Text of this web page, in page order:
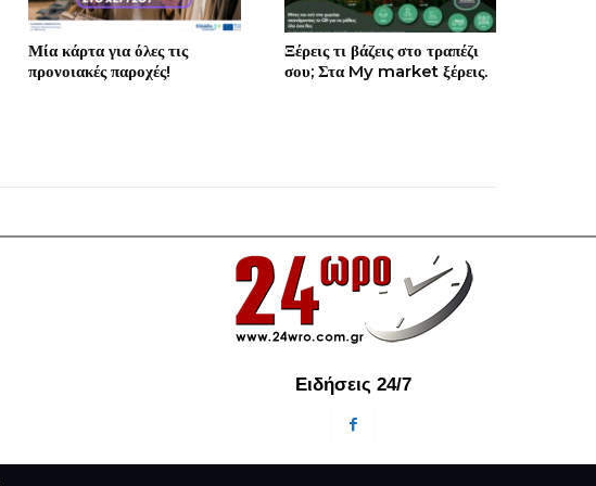
Μία κάρτα για όλες τις
προνοιακές παροχές!
Ξέρεις τι βάζεις στο τραπέζι
σου; Στα My market ξέρεις.
Ειδήσεις 24/7